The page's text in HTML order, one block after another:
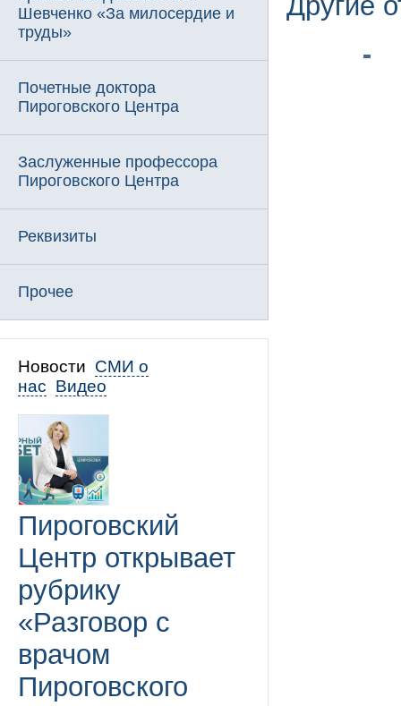
Шевченко «За милосердие и
труды»
Почетные доктора
Пироговского Центра
Заслуженные профессора
Пироговского Центра
Реквизиты
Прочее
Новости СМИ о
нас Видео
Пироговский
Центр открывает
рубрику
«Разговор с
врачом
Пироговского